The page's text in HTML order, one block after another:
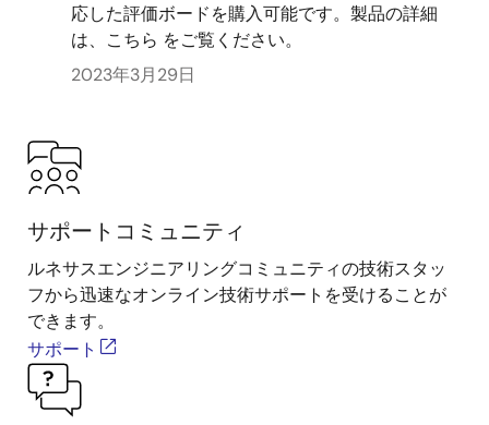
応した評価ボードを購入可能です。製品の詳細
は、こちら をご覧ください。
2023年3月29日
サポートコミュニティ
ルネサスエンジニアリングコミュニティの技術スタッ
フから迅速なオンライン技術サポートを受けることが
できます。
サポート